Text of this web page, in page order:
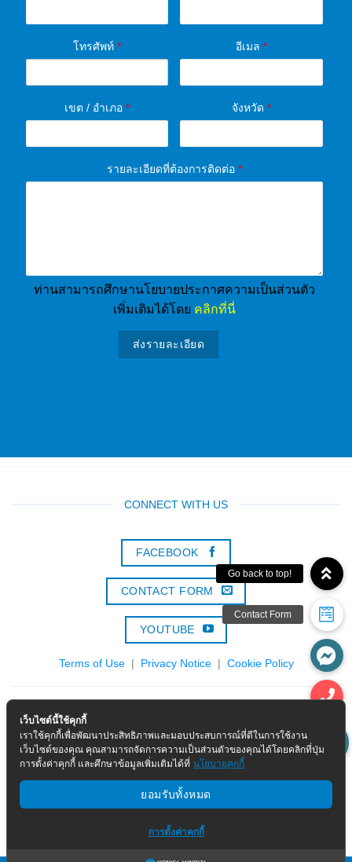
โทรศัพท์ * อีเมล *
เขต / อำเภอ * จังหวัด *
รายละเอียดที่ต้องการติดต่อ *
ท่านสามารถศึกษานโยบายประกาศความเป็นส่วนตัว
เพิ่มเติมได้โดย คลิกที่นี่
CONNECT WITH US
FACEBOOK
CONTACT FORM
YOUTUBE
Terms of Use| Privacy Notice| Cookie Policy
Call : 02-0297000
Email : marketing.kmbsth@konicaminolta.com
เว็บไซต์นี้ใช้คุกกี้
เราใช้คุกกี้เพื่อพัฒนาประสิทธิภาพและมอบประสบการณ์ที่ดีในการใช้งาน
เว็บไซต์ของคุณ คุณสามารถจัดการความเป็นส่วนตัวของคุณได้โดยคลิกที่ปุ่ม
การตั้งค่าคุกกี้ และศึกษาข้อมูลเพิ่มเติมได้ที่ นโยบายคุกกี้
ยอมรับทั้งหมด
การตั้งค่าคุกกี้